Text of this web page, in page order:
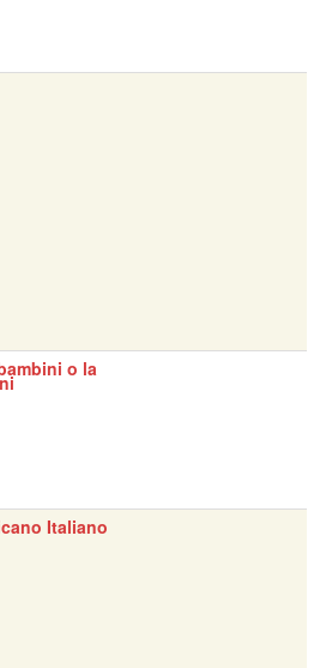
o la
Italiano